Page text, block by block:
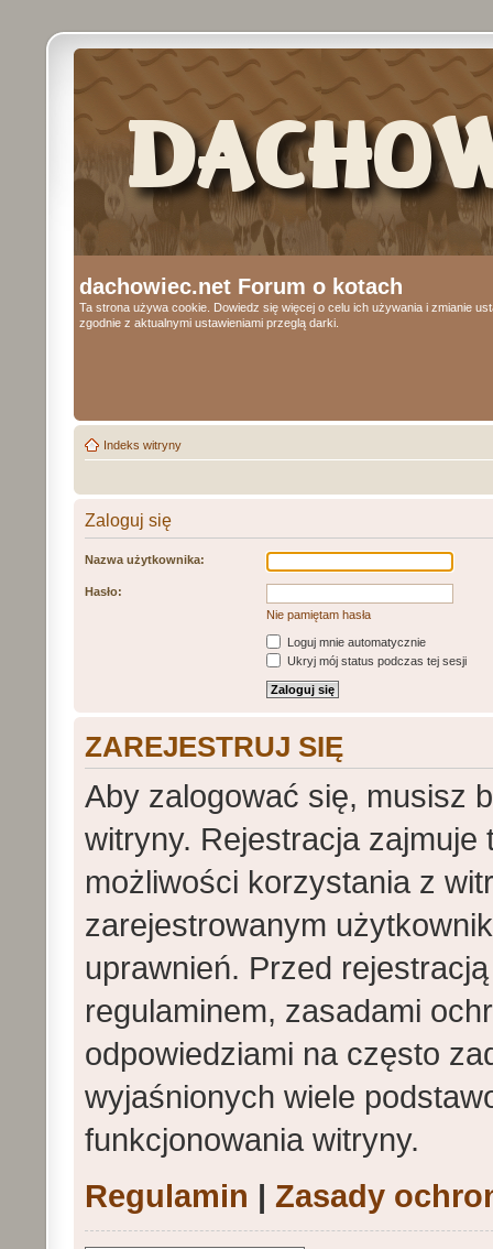
dachowiec.net Forum o kotach
Ta strona używa cookie. Dowiedz się więcej o celu ich używania i zmianie
zgodnie z aktualnymi ustawieniami przeglą darki.
Indeks witryny
Zaloguj się
Nazwa użytkownika:
Hasło:
Nie pamiętam hasła
Loguj mnie automatycznie
Ukryj mój status podczas tej sesji
ZAREJESTRUJ SIĘ
Aby zalogować się, musisz
witryny. Rejestracja
możliwości korzystania z
zarejestrowanym
uprawnień. Przed
regulaminem, zasadami
odpowiedziami na często
wyjaśnionych wiele
funkcjonowania witryny.
Regulamin | Zasady